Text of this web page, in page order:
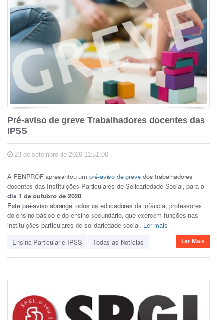
Pré-aviso de greve Trabalhadores docentes das
IPSS
23 de setembro de 2020 11:51:00
A FENPROF apresentou um pré-aviso de greve dos trabalhadores
docentes das Instituições Particulares de Solidariedade Social, para o
dia 1 de outubro de 2020.
Este pré-aviso abrange todos os educadores de infância, professores
do ensino básico e do ensino secundário, que exercem funções nas
instituições particulares de solidariedade social. Ler mais
Ensino Particular e IPSS
Todas as Notícias Ler Mais